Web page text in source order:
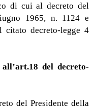
di cui al decreto del
1965, n. 1124 e
citato decreto-legge 4
del decreto-
del Presidente della